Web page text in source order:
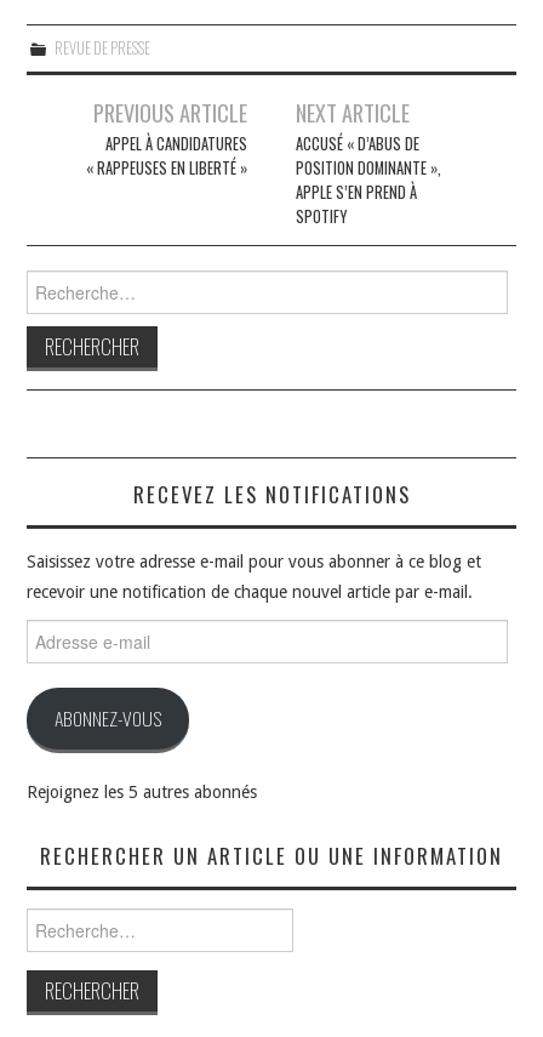
REVUE DE PRESSE
Navigation
articles
PREVIOUS ARTICLE
APPEL À CANDIDATURES
« RAPPEUSES EN LIBERTÉ »
NEXT ARTICLE
ACCUSÉ « D’ABUS DE
POSITION DOMINANTE »,
APPLE S’EN PREND À
SPOTIFY
RECEVEZ LES NOTIFICATIONS
Saisissez votre adresse e-mail pour vous abonner à ce blog et
recevoir une notification de chaque nouvel article par e-mail.
e-
ABONNEZ-VOUS
Rejoignez les 5 autres abonnés
RECHERCHER UN ARTICLE OU UNE INFORMATION